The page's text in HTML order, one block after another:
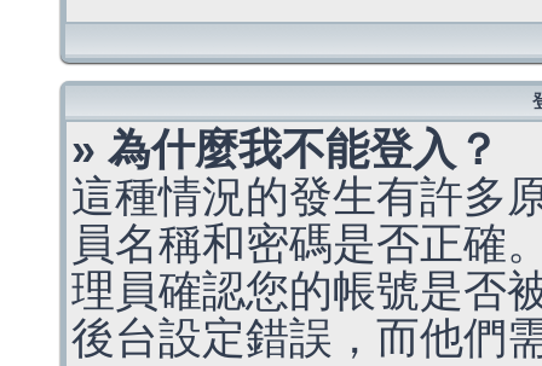
» 為什麼我不能登入？
這種情況的發生有許多
員名稱和密碼是否正確
理員確認您的帳號是否
後台設定錯誤，而他們